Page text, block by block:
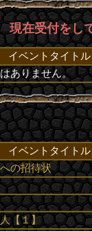
現在受付をし
イベントタイトル
ありません。
イベントタイトル
の招待状
【１】